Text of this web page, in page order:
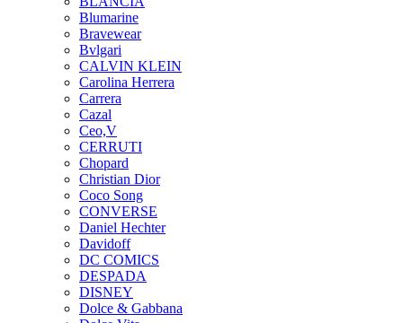
Blumarine
Bravewear
Bvlgari
CALVIN KLEIN
Carolina Herrera
Carrera
Cazal
Ceo,V
CERRUTI
Chopard
Christian Dior
Coco Song
CONVERSE
Daniel Hechter
Davidoff
DC COMICS
DESPADA
DISNEY
Dolce & Gabbana